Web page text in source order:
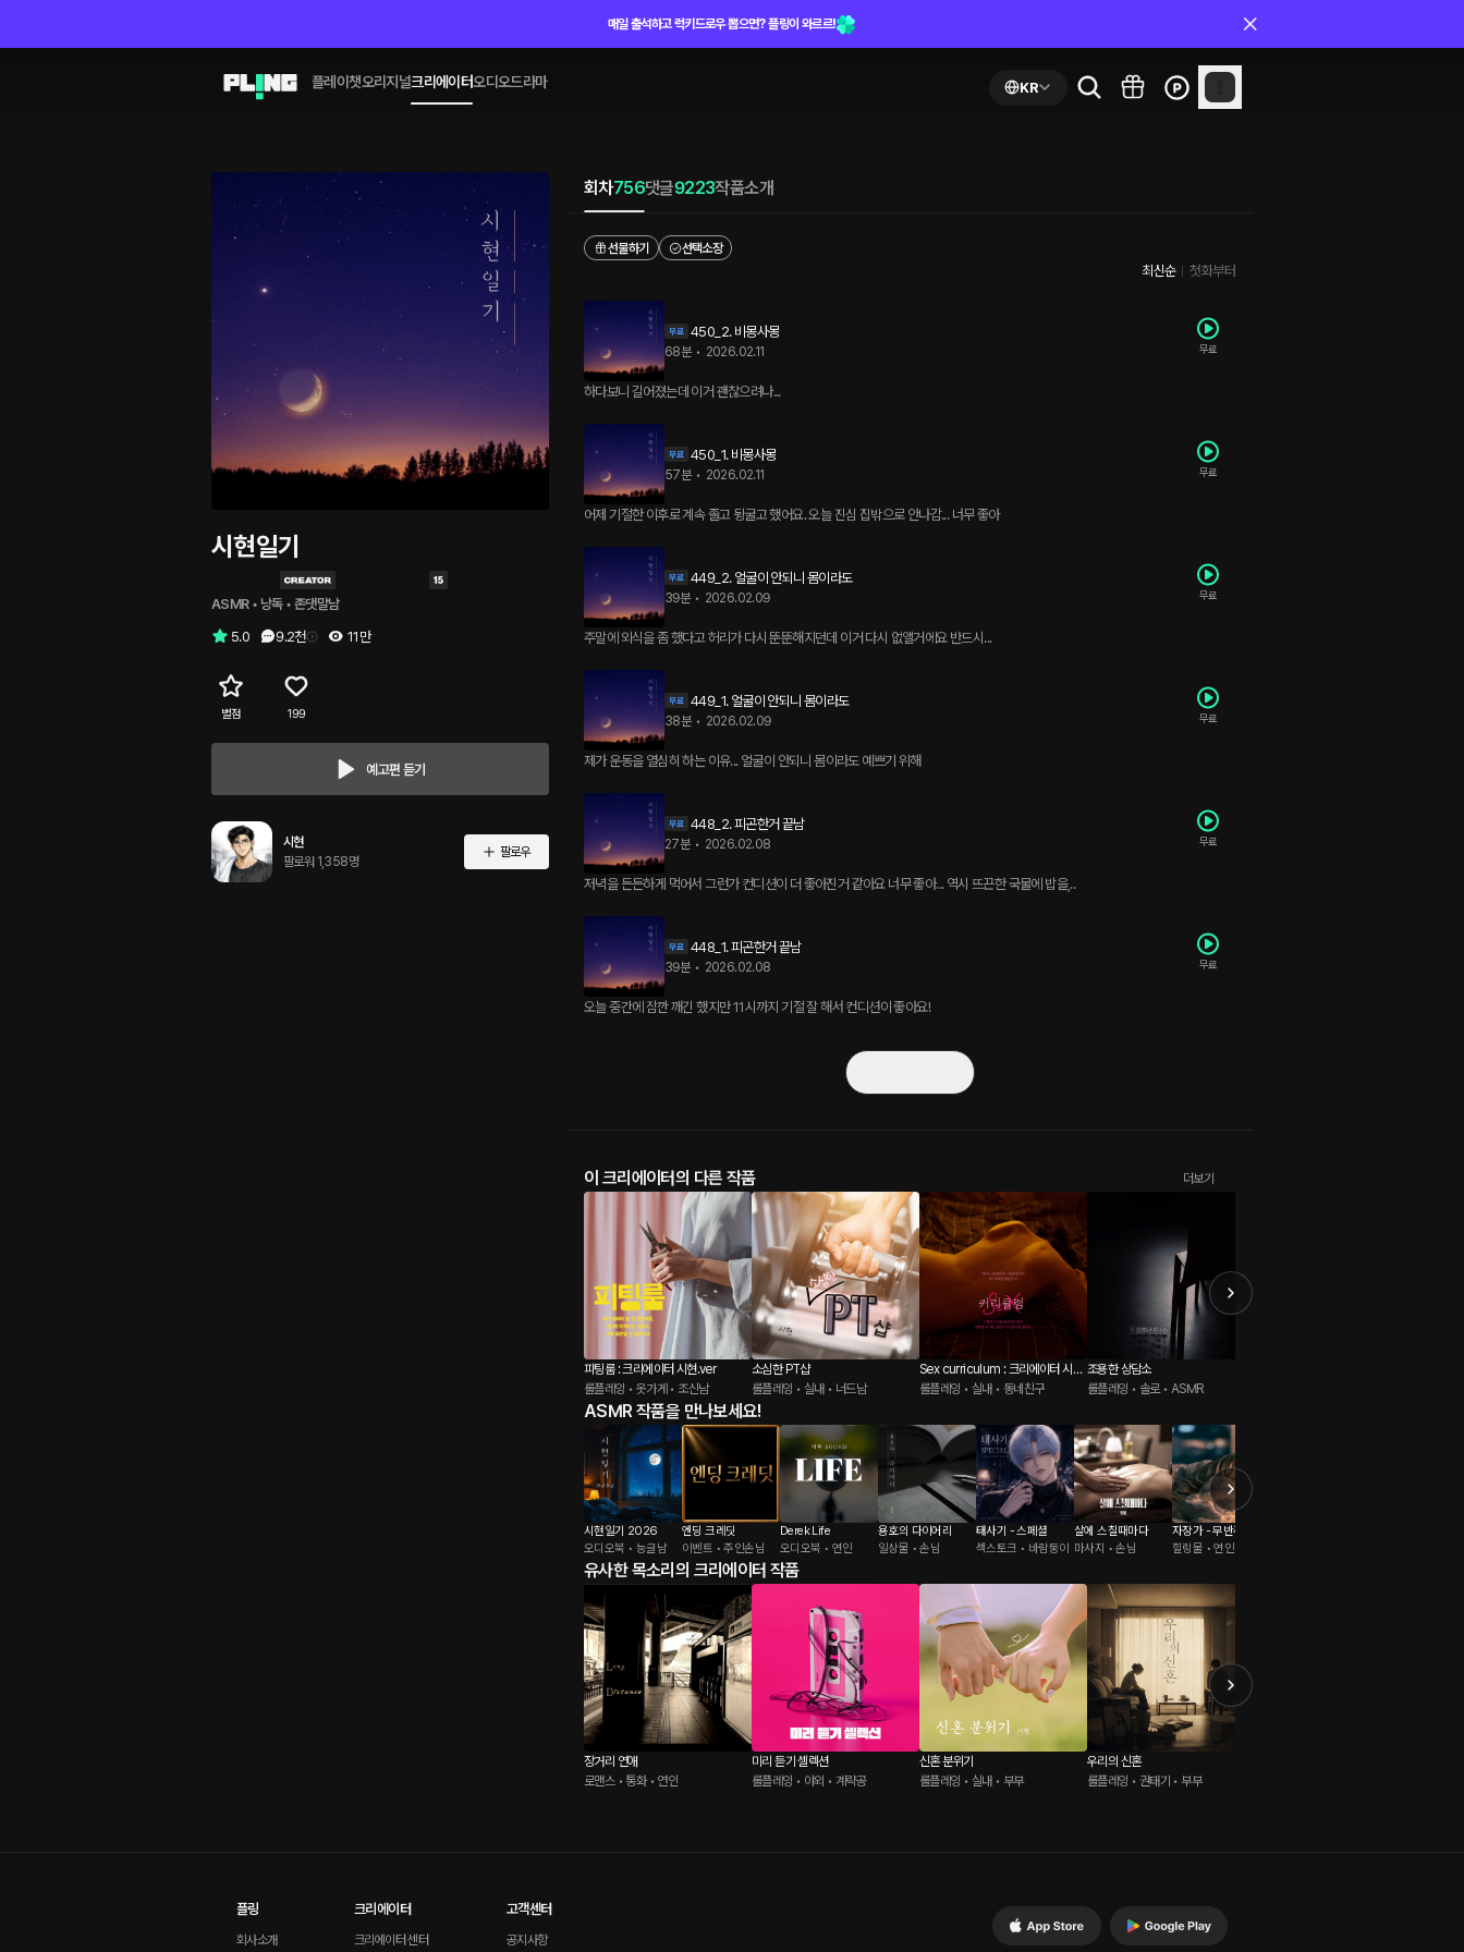
매일 출석하고 럭키드로우 뽑으면? 플링이 와르르!
플레이챗오리지널크리에이터오디오드라마 KR
시현일기
ASMR • 낭독 • 존댓말남
5.0
9.2천 11만
별점 199
시현
팔로워 1,358명
팔로우
예고편 듣기
회차756댓글9223작품소개
선물하기 선택소장
최신순 첫화부터
450_2. 비몽사몽
68분 • 2026.02.11 무료
하다보니 길어졌는데 이거 괜찮으려나...
450_1. 비몽사몽
57분 • 2026.02.11 무료
어제 기절한 이후로 계속 졸고 뒹굴고 했어요. 오늘 진심 집밖으로 안나감... 너무 좋아
449_2. 얼굴이 안되니 몸이라도
39분 • 2026.02.09 무료
주말에 외식을 좀 했다고 허리가 다시 뚠뚠해지던데 이거 다시 없앨거에요 반드시...
449_1. 얼굴이 안되니 몸이라도
38분 • 2026.02.09 무료
제가 운동을 열심히 하는 이유... 얼굴이 안되니 몸이라도 예쁘기 위해
448_2. 피곤한거 끝남
27분 • 2026.02.08 무료
저녁을 든든하게 먹어서 그런가 컨디션이 더 좋아진거 같아요 너무 좋아... 역시 뜨끈한 국물에 밥을,..
448_1. 피곤한거 끝남
39분 • 2026.02.08 무료
오늘 중간에 잠깐 깨긴 했지만 11시까지 기절 잘 해서 컨디션이 좋아요!
이 크리에이터의 다른 작품 더보기
피팅룸 : 크리에이터 시현.ver
롤플레잉 • 옷가게 • 조신남
소심한 PT샵
롤플레잉 • 실내 • 너드남
Sex curriculum : 크리에이터 시현.
ver
롤플레잉 • 실내 • 동네친구
조용한 상담소
롤플레잉 • 솔로 • ASMR
ASMR 작품을 만나보세요!
시현일기 2026
오디오북 • 능글남
엔딩 크레딧
이벤트 • 주인손님
Derek Life
오디오북 • 연인
용호의 다이어리
일상물 • 손님
태사기 - 스페셜
섹스토크 • 바람둥이
살에 스칠때마다
마사지 • 손님
자장가 - 무반주
힐링물 • 연인
유사한 목소리의 크리에이터 작품
장거리 연애
로맨스 • 통화 • 연인
미리 듣기 셀렉션
롤플레잉 • 야외 • 계략공
신혼 분위기
롤플레잉 • 실내 • 부부
우리의 신혼
롤플레잉 • 권태기 • 부부
플링
회사소개
크리에이터
크리에이터 센터
고객센터
공지사항